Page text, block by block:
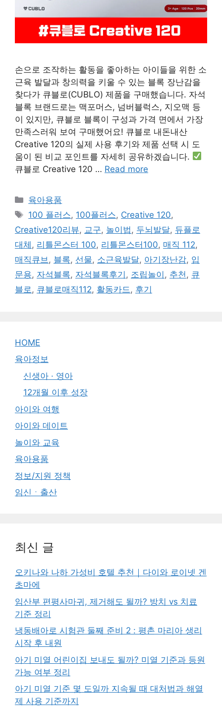
손으로 조작하는 활동을 좋아하는 아이들을 위한 소
근육 발달과 창의력을 키울 수 있는 블록 장난감을
찾다가 큐블로(CUBLO) 제품을 구매했습니다. 자석
블록 브랜드로는 맥포머스, 넘버블럭스, 지오맥 등
이 있지만, 큐블로 블록이 구성과 가격 면에서 가장
만족스러워 보여 구매했어요! 큐블로 내돈내산
Creative 120의 실제 사용 후기와 제품 선택 시 도
움이 된 비교 포인트를 자세히 공유하겠습니다.
큐블로 Creative 120 … Read more
Categories
육아용품
Tags
100 플러스, 100플러스, Creative 120,
Creative120리뷰, 교구, 놀이법 , 두뇌발달, 듀플로
대체 , 리틀몬스터 100, 리틀몬스터100, 매직 112,
매직큐브 , 블록, 선물, 소근육발달, 아기장난감, 입
문용, 자석블록, 자석블록후기 , 조립놀이 , 추천 , 큐
블로 , 큐블로매직112, 활동카드 , 후기
HOME
육아정보
신생아 · 영아
12개월 이후 성장
아이와 여행
아이와 데이트
놀이와 교육
육아용품
정보/지원 정책
임신ㆍ출산
최신 글
오키나와 나하 가성비 호텔 추천｜다이와 로이넷 겐
초마에
임산부 편평사마귀, 제거해도 될까? 방치 vs 치료
기준 정리
냉동배아로 시험관 둘째 준비 2 : 평촌 마리아 생리
시작 후 내원
아기 미열 어린이집 보내도 될까? 미열 기준과 등원
가능 여부 정리
아기 미열 기준 몇 도일까 지속될 때 대처법과 해열
제 사용 기준까지